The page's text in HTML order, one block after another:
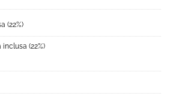
(22%)
inclusa (22%)